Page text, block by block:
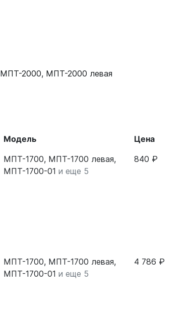
МПТ-2000, МПТ-2000 левая
Модель
Цена
МПТ-1700, МПТ-1700 левая,
МПТ-1700-01 и еще 5
840 ₽
МПТ-1700, МПТ-1700 левая,
МПТ-1700-01 и еще 5
4 786 ₽